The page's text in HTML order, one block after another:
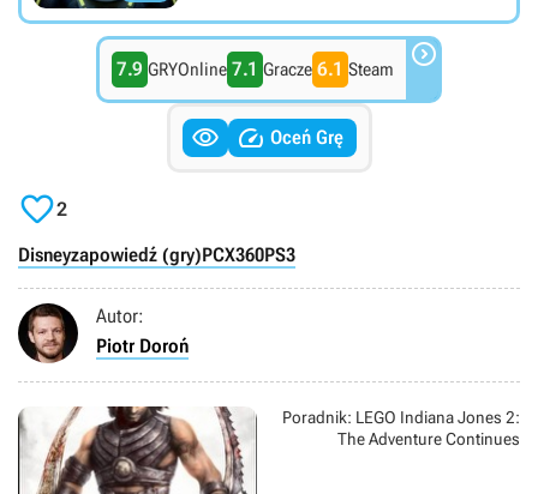
7.9 GRYOnline 7.1 Gracze 6.1 Steam 
  Oceń Grę
2
Disneyzapowiedź (gry)PCX360PS3
Autor:
Piotr Doroń
Poradnik: LEGO Indiana Jones 2:
The Adventure Continues